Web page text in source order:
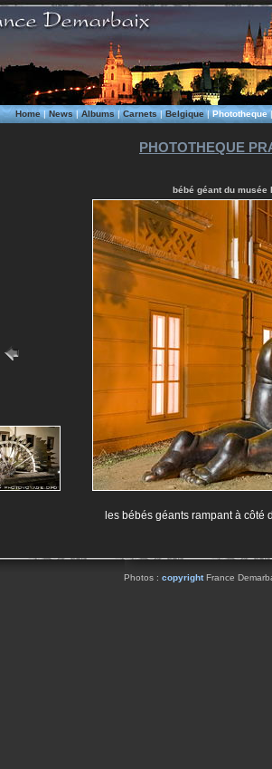
Home|News|Albums|Carnets|Belgique|Phototheque
PHOTOTHEQUE
bébé géant du musée
les bébés géants rampant à
Photos : copyrightFrance